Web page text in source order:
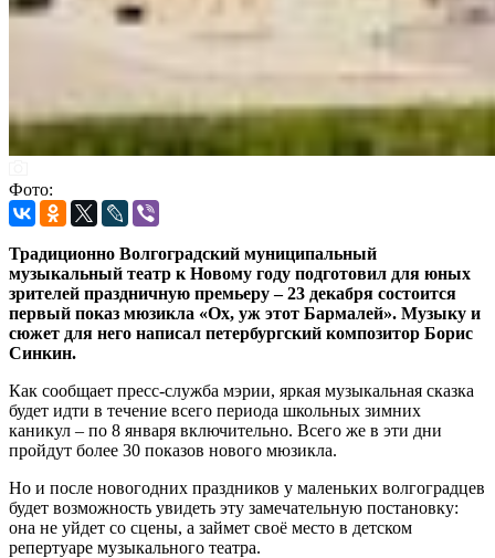
Фото:
Традиционно Волгоградский муниципальный
музыкальный театр к Новому году подготовил для юных
зрителей праздничную премьеру – 23 декабря состоится
первый показ мюзикла «Ох, уж этот Бармалей». Музыку и
сюжет для него написал петербургский композитор Борис
Синкин.
Как сообщает пресс-служба мэрии, яркая музыкальная сказка
будет идти в течение всего периода школьных зимних
каникул – по 8 января включительно. Всего же в эти дни
пройдут более 30 показов нового мюзикла.
Но и после новогодних праздников у маленьких волгоградцев
будет возможность увидеть эту замечательную постановку:
она не уйдет со сцены, а займет своё место в детском
репертуаре музыкального театра.